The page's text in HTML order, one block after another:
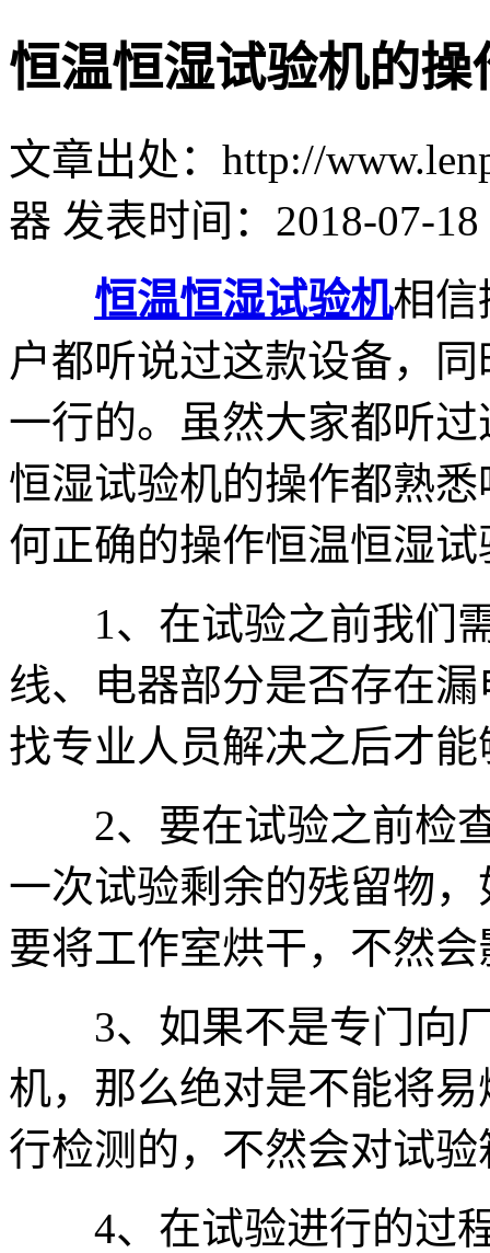
恒温恒湿试验机的操
文章出处：http://
器 发表时间：2018-07-18
恒温恒湿试验机相信
户都听说过这款设备，
一行的。虽然大家都听
恒湿试验机的操作都熟
何正确的操作恒温恒湿试
1、在试验之前我们需
线、电器部分是否存在
找专业人员解决之后才
2、要在试验之前检查
一次试验剩余的残留物
要将工作室烘干，不然
3、如果不是专门向厂
机，那么绝对是不能将
行检测的，不然会对试
4、在试验进行的过程